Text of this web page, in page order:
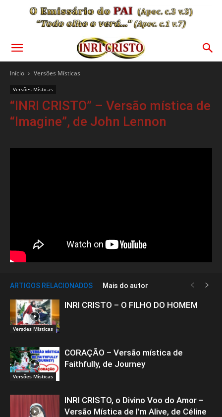
Início Versões Místicas
Versões Místicas
“INRI CRISTO” – Versão mística de
“Imagine”, de John Lennon
ARTIGOS RELACIONADOS Mais do autor
Versões Místicas
INRI CRISTO – O FILHO DO HOMEM
Versões Místicas
CORAÇÃO – Versão mística de
Faithfully, de Journey
INRI CRISTO, o Divino Voo do Amor –
Versão Mística de I’m Alive, de Céline